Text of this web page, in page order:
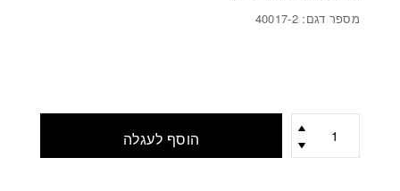
מספר דגם: 40017-2
הוסף לעגלה